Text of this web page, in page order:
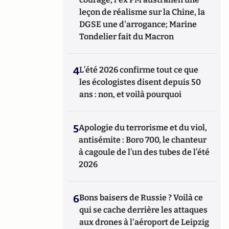
leçon de réalisme sur la Chine, la
DGSE une d'arrogance; Marine
Tondelier fait du Macron
4L’été 2026 confirme tout ce que
les écologistes disent depuis 50
ans : non, et voilà pourquoi
5Apologie du terrorisme et du viol,
antisémite : Boro 700, le chanteur
à cagoule de l’un des tubes de l’été
2026
6Bons baisers de Russie ? Voilà ce
qui se cache derrière les attaques
aux drones à l'aéroport de Leipzig